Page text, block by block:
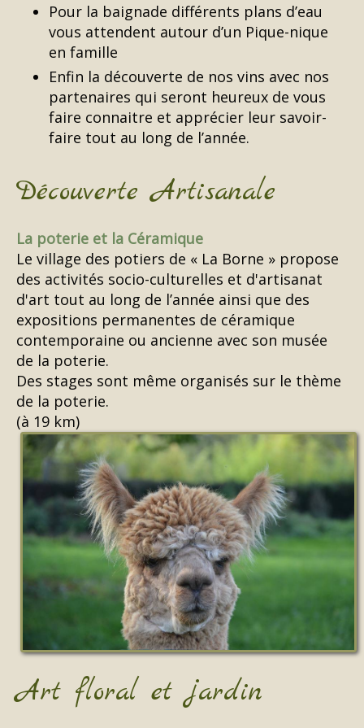
Pour la baignade différents plans d’eau
vous attendent autour d’un Pique-nique
en famille
Enfin la découverte de nos vins avec nos
partenaires qui seront heureux de vous
faire connaitre et apprécier leur savoir-
faire tout au long de l’année.
Découverte Artisanale
La poterie et la Céramique
Le village des potiers de « La Borne » propose
des activités socio-culturelles et d'artisanat
d'art tout au long de l’année ainsi que des
expositions permanentes de céramique
contemporaine ou ancienne avec son musée
de la poterie.
Des stages sont même organisés sur le thème
de la poterie.
(à 19 km)
Art floral et jardin